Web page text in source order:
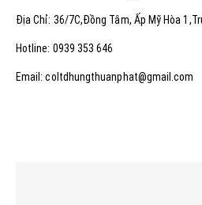
Địa Chỉ: 36/7C,Đồng Tâm, Ấp Mỹ Hòa
Hotline: 0939 353 646
Email: coltdhungthuanphat@gmail.com